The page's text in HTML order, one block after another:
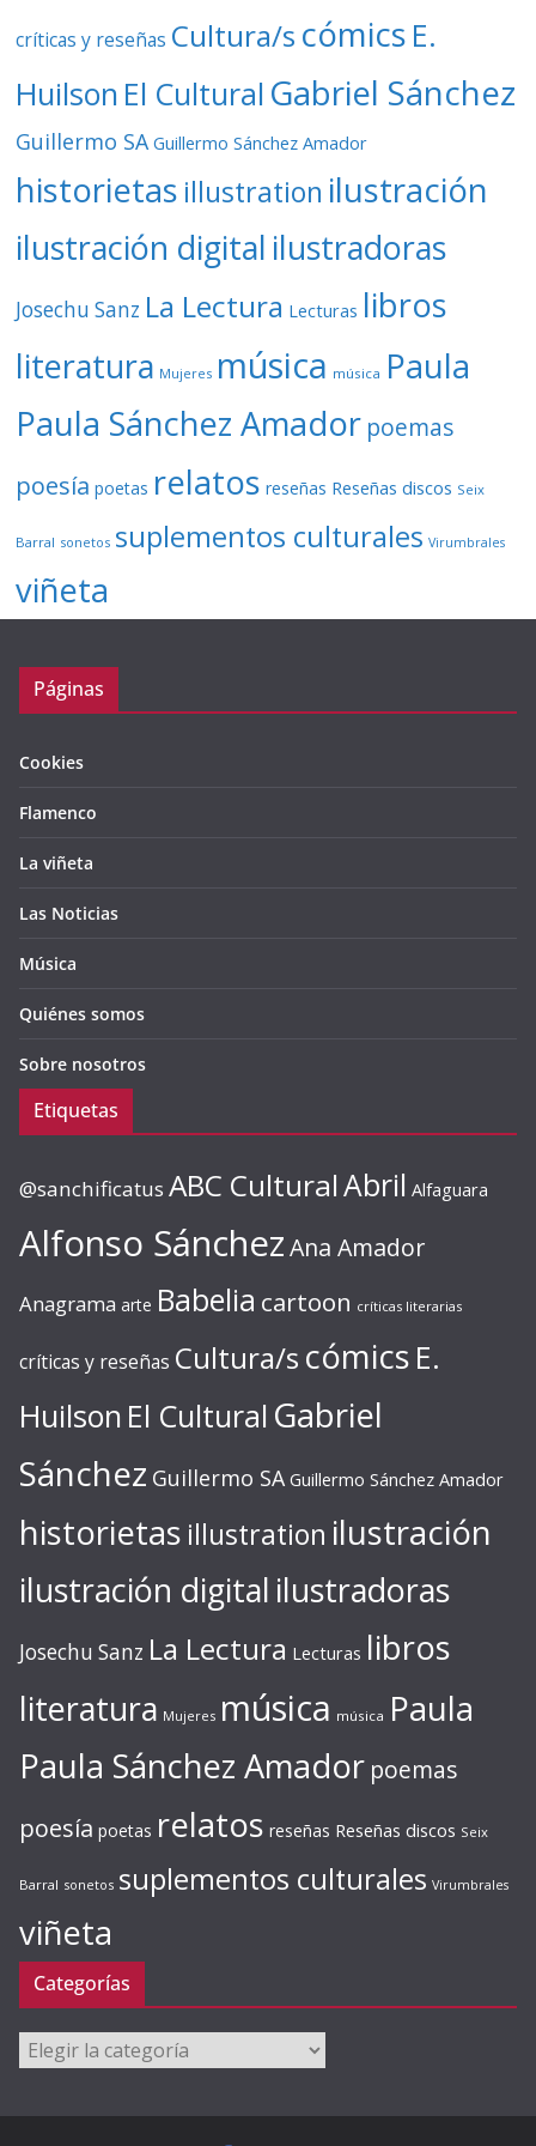
críticas y reseñas Cultura/s cómics E.
Huilson El Cultural Gabriel Sánchez
Guillermo SA Guillermo Sánchez Amador
historietas illustration ilustración
ilustración digital ilustradoras
Josechu Sanz La Lectura Lecturas libros
literatura Mujeres música música Paula
Paula Sánchez Amador poemas
poesía poetas relatos reseñas Reseñas discos Seix
Barral sonetos suplementos culturales Virumbrales
viñeta
Páginas
Cookies
Flamenco
La viñeta
Las Noticias
Música
Quiénes somos
Sobre nosotros
Etiquetas
@sanchificatus ABC CulturalAbril Alfaguara
Alfonso SánchezAna Amador
Anagrama arte Babelia cartoon críticas literarias
críticas y reseñas Cultura/s cómics E.
Huilson El Cultural Gabriel
Sánchez Guillermo SA Guillermo Sánchez Amador
historietas illustration ilustración
ilustración digital ilustradoras
Josechu Sanz La Lectura Lecturas libros
literatura Mujeres música música Paula
Paula Sánchez Amador poemas
poesía poetas relatos reseñas Reseñas discos Seix
Barral sonetos suplementos culturales Virumbrales
viñeta
Categorías
Categorías